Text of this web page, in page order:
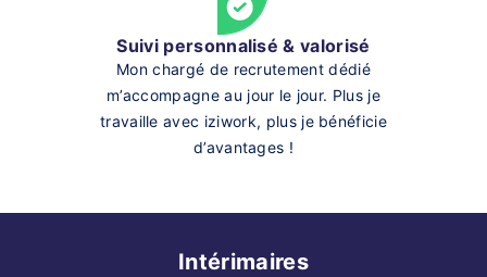
Suivi personnalisé & valorisé
Mon chargé de recrutement dédié
m’accompagne au jour le jour. Plus je
travaille avec iziwork, plus je bénéficie
d’avantages !
Intérimaires